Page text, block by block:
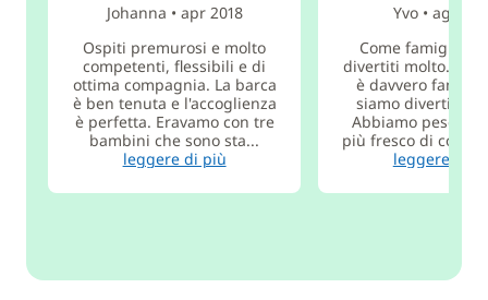
Johanna • apr 2018
Ospiti premurosi e molto
competenti, flessibili e di
ottima compagnia. La barca
è ben tenuta e l'accoglienza
è perfetta. Eravamo con tre
bambini che sono sta...
leggere di più
Yvo •ago
Come famiglia ci
divertiti molto.
è davvero
siamo divertiti un
Abbiamo pescato
più fresco di così
leggere di